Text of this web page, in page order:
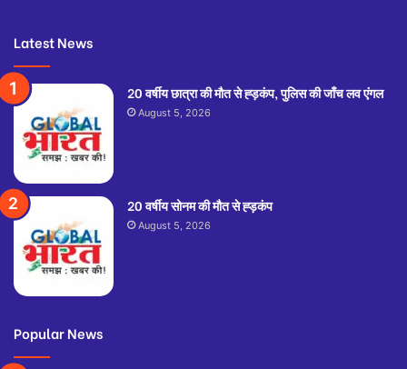
Latest News
20 वर्षीय छात्रा की मौत से ह्ड़कंप, पुलिस की जाँच लव एंगल
August 5, 2026
20 वर्षीय सोनम की मौत से ह्ड़कंप
August 5, 2026
Popular News